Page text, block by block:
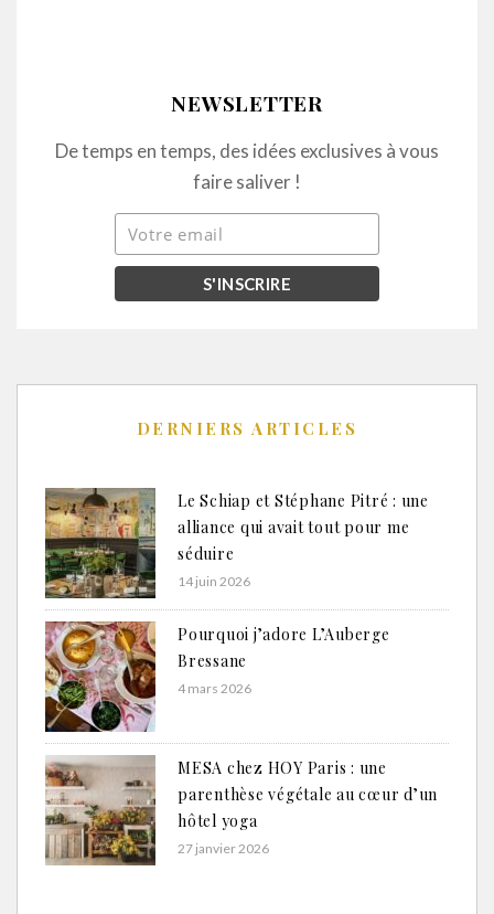
NEWSLETTER
De temps en temps, des idées exclusives à vous
faire saliver !
DERNIERS ARTICLES
Le Schiap et Stéphane Pitré : une
alliance qui avait tout pour me
séduire
14 juin 2026
Pourquoi j’adore L’Auberge
Bressane
4 mars 2026
MESA chez HOY Paris : une
parenthèse végétale au cœur d’un
hôtel yoga
27 janvier 2026